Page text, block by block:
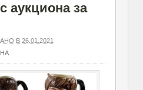
аукциона за
В 26.01.2021